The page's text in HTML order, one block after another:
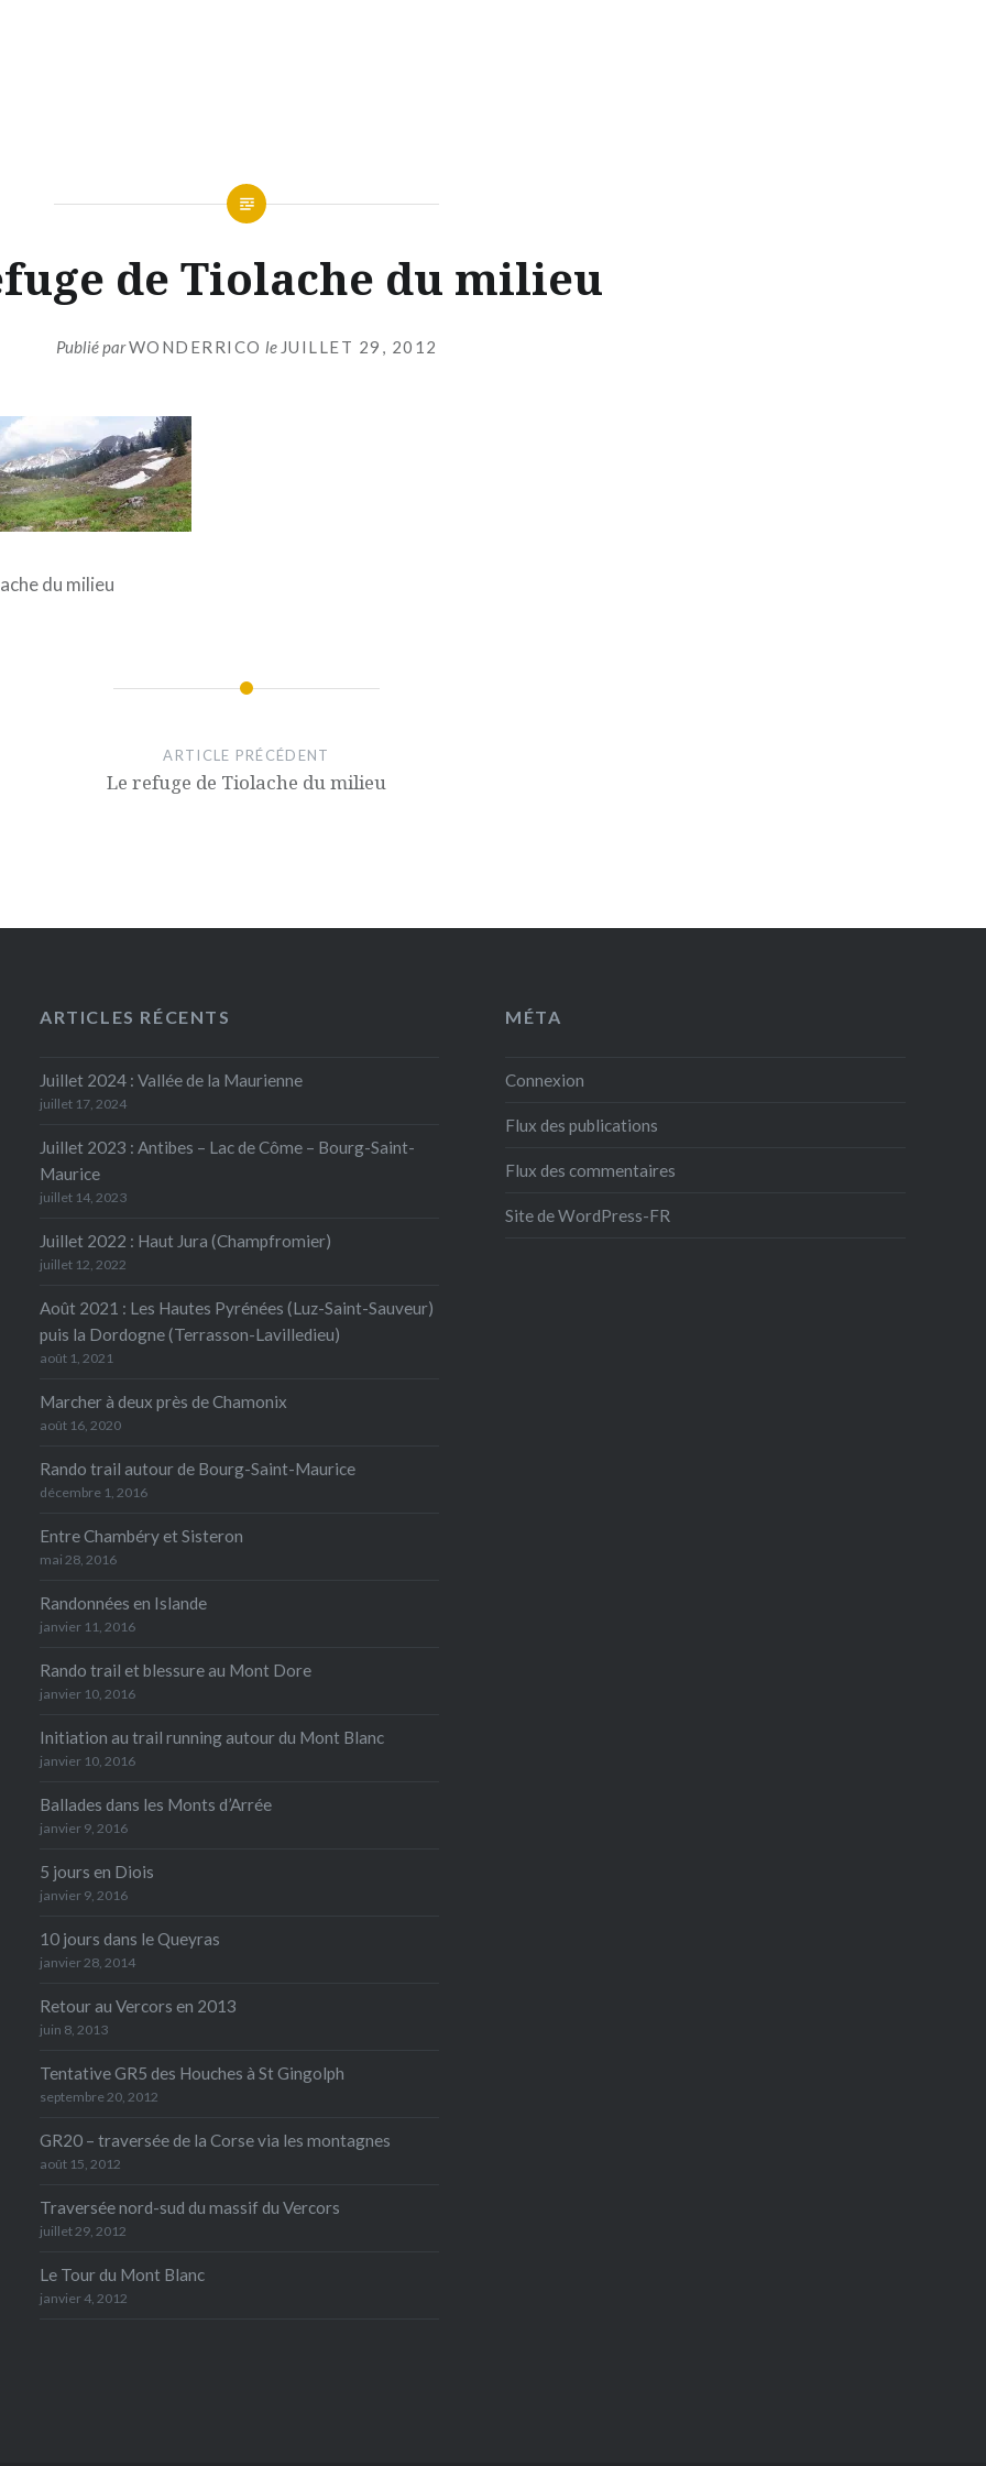
de Tiolache du milieu
Publié parWONDERRICO le JUILLET 29, 2012
du milieu
ARTICLE PRÉCÉDENT
Le refuge de Tiolache du milieu
ARTICLES RÉCENTS
Juillet 2024 : Vallée de la Maurienne
juillet 17, 2024
Juillet 2023 : Antibes – Lac de Côme – Bourg-Saint-
Maurice
juillet 14, 2023
Juillet 2022 : Haut Jura (Champfromier)
juillet 12, 2022
Août 2021 : Les Hautes Pyrénées (Luz-Saint-Sauveur)
puis la Dordogne (Terrasson-Lavilledieu)
août 1, 2021
Marcher à deux près de Chamonix
août 16, 2020
Rando trail autour de Bourg-Saint-Maurice
décembre 1, 2016
Entre Chambéry et Sisteron
mai 28, 2016
Randonnées en Islande
janvier 11, 2016
Rando trail et blessure au Mont Dore
janvier 10, 2016
Initiation au trail running autour du Mont Blanc
janvier 10, 2016
Ballades dans les Monts d’Arrée
janvier 9, 2016
5 jours en Diois
janvier 9, 2016
10 jours dans le Queyras
janvier 28, 2014
Retour au Vercors en 2013
juin 8, 2013
Tentative GR5 des Houches à St Gingolph
septembre 20, 2012
GR20 – traversée de la Corse via les montagnes
août 15, 2012
Traversée nord-sud du massif du Vercors
juillet 29, 2012
Le Tour du Mont Blanc
janvier 4, 2012
MÉTA
Connexion
Flux des publications
Flux des commentaires
Site de WordPress-FR